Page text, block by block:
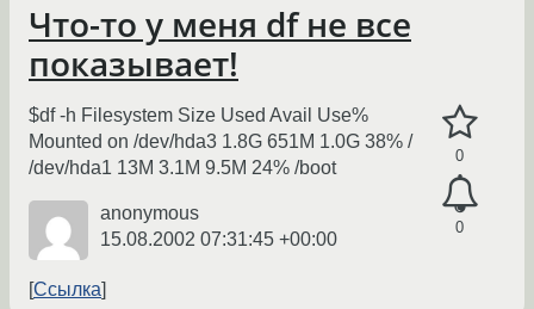
Что-то у меня df не все
показывает!
0
0
$df -h Filesystem Size Used Avail Use%
Mounted on /dev/hda3 1.8G 651M 1.0G 38% /
/dev/hda1 13M 3.1M 9.5M 24% /boot
anonymous
15.08.2002 07:31:45 +00:00
Ссылка